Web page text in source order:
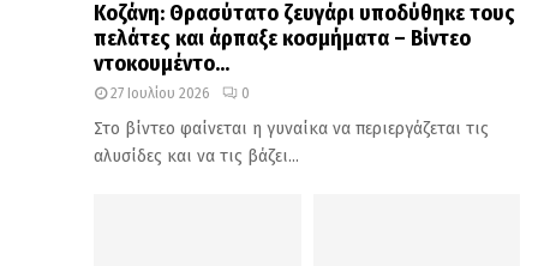
Κοζάνη: Θρασύτατο ζευγάρι υποδύθηκε τους
πελάτες και άρπαξε κοσμήματα – Βίντεο
ντοκουμέντο...
27 Ιουλίου 2026 0
Στο βίντεο φαίνεται η γυναίκα να περιεργάζεται τις
αλυσίδες και να τις βάζει...